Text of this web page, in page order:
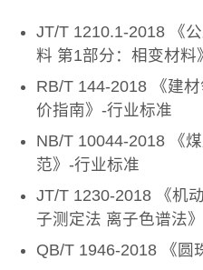
JT/T 1210.1-2018 《
料 第1部分：相变材料
RB/T 144-2018 《建
价指南》-行业标准
NB/T 10044-2018 《
范》-行业标准
JT/T 1230-2018 《机
子测定法 离子色谱法
QB/T 1946-2018 《圆